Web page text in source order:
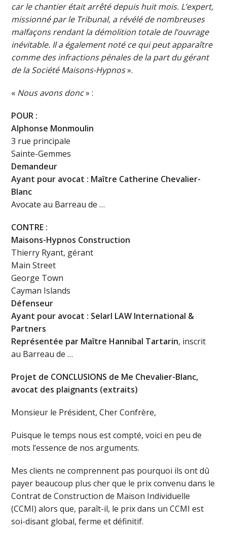
car le chantier était arrêté depuis huit mois. L’expert,
missionné par le Tribunal, a révélé de nombreuses
malfaçons rendant la démolition totale de l’ouvrage
inévitable. Il a également noté ce qui peut apparaître
comme des infractions pénales de la part du gérant
de la Société Maisons-Hypnos».
« Nous avons donc» :
POUR :
Alphonse Monmoulin
3 rue principale
Sainte-Gemmes
Demandeur
Ayant pour avocat : Maître Catherine Chevalier-
Blanc
Avocate au Barreau de …
CONTRE :
Maisons-Hypnos Construction
Thierry Ryant, gérant
Main Street
George Town
Cayman Islands
Défenseur
Ayant pour avocat : Selarl LAW International &
Partners
Représentée par Maître Hannibal Tartarin, inscrit
au Barreau de …
Projet de CONCLUSIONS de Me Chevalier-Blanc,
avocat des plaignants (extraits)
Monsieur le Président, Cher Confrère,
Puisque le temps nous est compté, voici en peu de
mots l’essence de nos arguments.
Mes clients ne comprennent pas pourquoi ils ont dû
payer beaucoup plus cher que le prix convenu dans le
Contrat de Construction de Maison Individuelle
(CCMI) alors que, paraît-il, le prix dans un CCMI est
soi-disant global, ferme et définitif.